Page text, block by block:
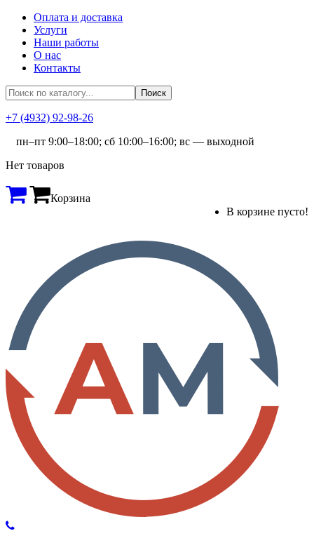
Оплата и доставка
Услуги
Наши работы
О нас
Контакты
+7 (4932) 92-98-26
пн–пт 9:00–18:00; сб 10:00–16:00; вс — выходной
Нет товаров
Корзина
В корзине пусто!